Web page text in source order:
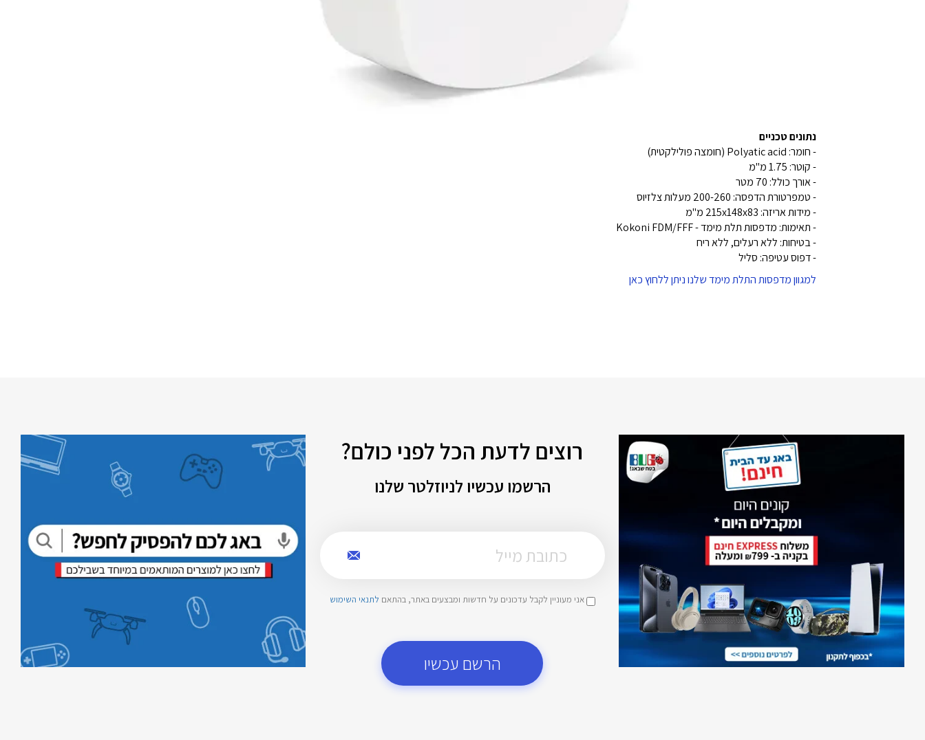
נתונים טכניים
- חומר: Polyatic acid (חומצה פולילקטית)
- קוטר: 1.75 מ"מ
- אורך כולל: 70 מטר
- טמפרטורת הדפסה: 200-260 מעלות צלזיוס
- מידות אריזה: 215x148x83 מ"מ
- תאימות: מדפסות תלת מימד - Kokoni FDM/FFF
- בטיחות: ללא רעלים, ללא ריח
- דפוס עטיפה: סליל
למגוון מדפסות התלת מימד שלנו ניתן ללחוץ כאן
רוצים לדעת הכל לפני כולם?
הרשמו עכשיו לניוזלטר שלנו
אני מעוניין לקבל עדכונים על חדשות ומבצעים באתר, בהתאם לתנאי השימוש
הרשם עכשיו